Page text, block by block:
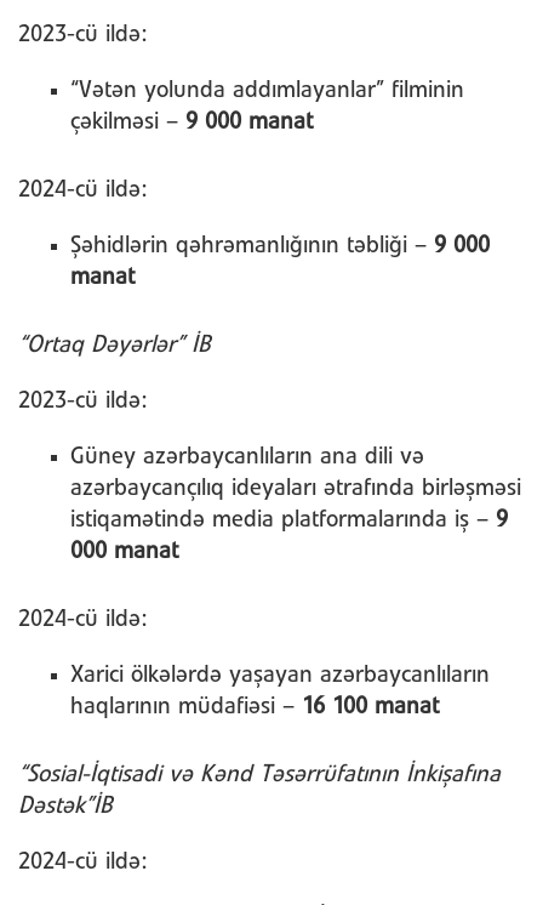
2023-cü ildə:
“Vətən yolunda addımlayanlar” filminin
çəkilməsi – 9 000 manat
2024-cü ildə:
Şəhidlərin qəhrəmanlığının təbliği – 9 000
manat
“Ortaq Dəyərlər” İB
2023-cü ildə:
Güney azərbaycanlıların ana dili və
azərbaycançılıq ideyaları ətrafında birləşməsi
istiqamətində media platformalarında iş – 9
000 manat
2024-cü ildə:
Xarici ölkələrdə yaşayan azərbaycanlıların
haqlarının müdafiəsi – 16 100 manat
“Sosial-İqtisadi və Kənd Təsərrüfatının İnkişafına
Dəstək”İB
2024-cü ildə: